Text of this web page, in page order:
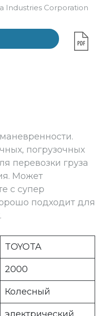
Industries Corporation
погрузочных
перевозки груза
Может
с супер
подходит для
TOYOTA
2000
Колесный